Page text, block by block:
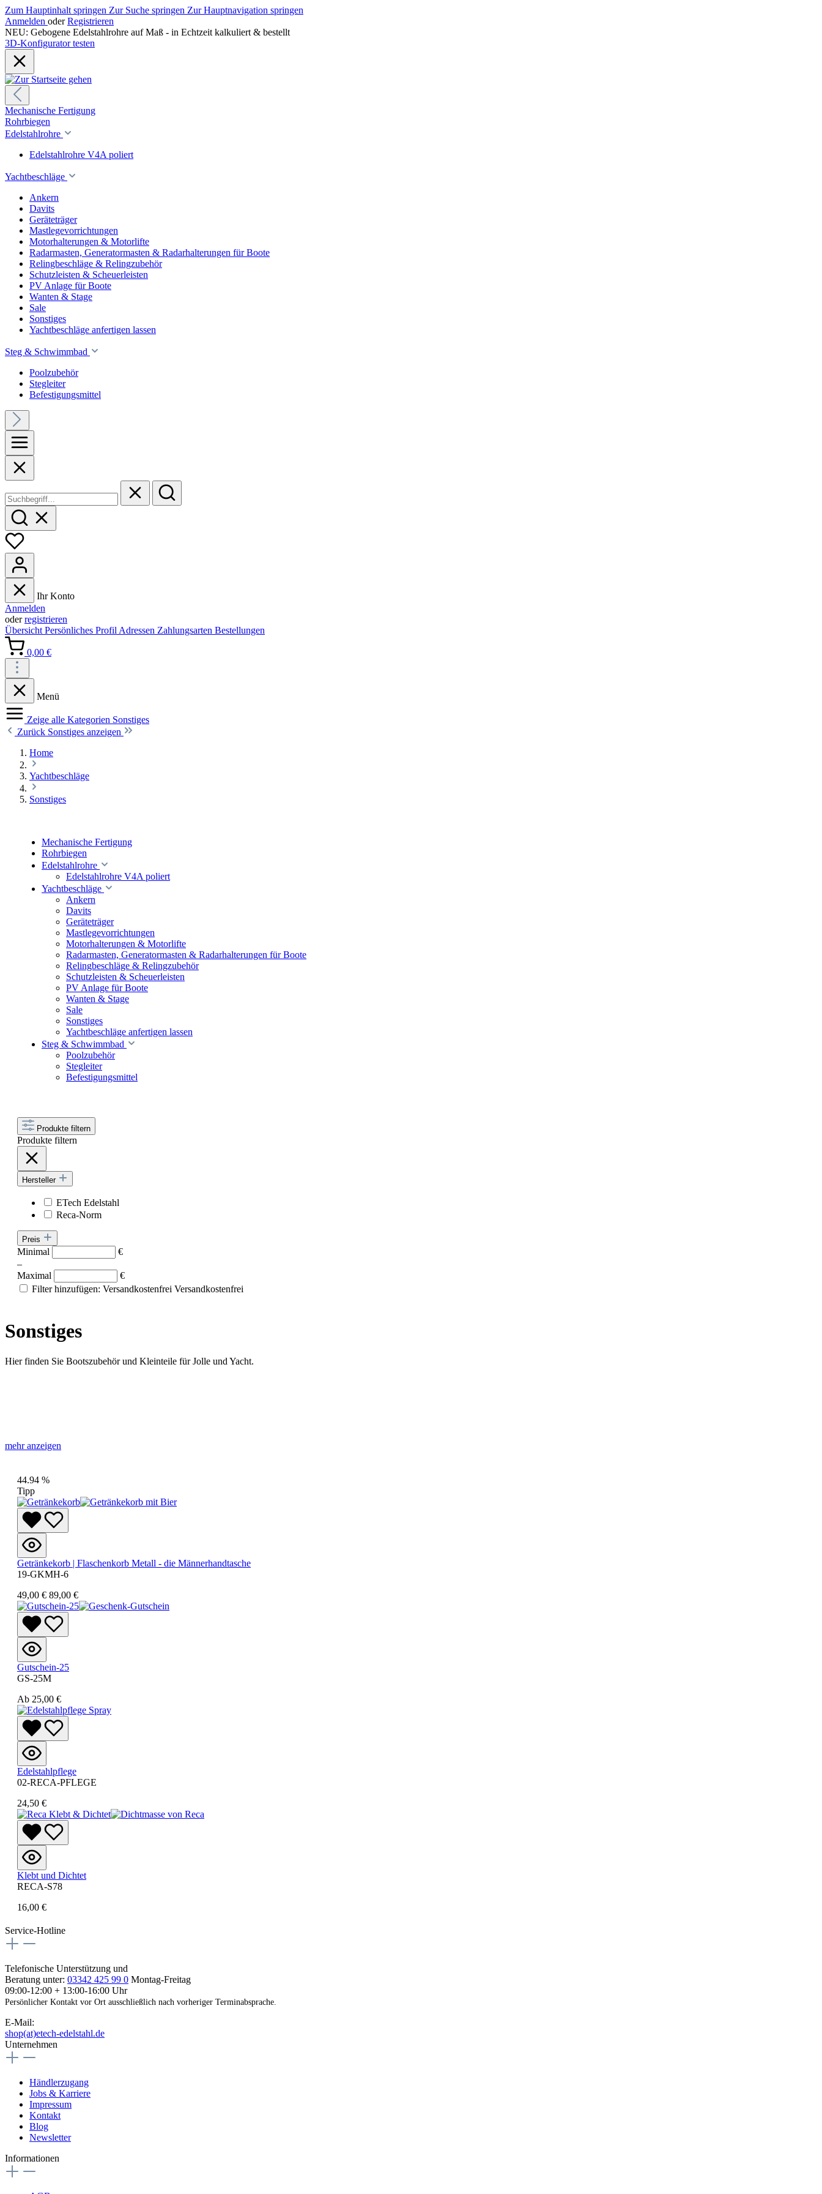
Zum Hauptinhalt springen Zur Suche springen Zur Hauptnavigation springen
Anmelden oder Registrieren
NEU: Gebogene Edelstahlrohre auf Maß - in Echtzeit kalkuliert & bestellt
3D-Konfigurator testen
Mechanische Fertigung
Rohrbiegen
Edelstahlrohre
Edelstahlrohre V4A poliert
Yachtbeschläge
Ankern
Davits
Geräteträger
Mastlegevorrichtungen
Motorhalterungen & Motorlifte
Radarmasten, Generatormasten & Radarhalterungen für Boote
Relingbeschläge & Relingzubehör
Schutzleisten & Scheuerleisten
PV Anlage für Boote
Wanten & Stage
Sale
Sonstiges
Yachtbeschläge anfertigen lassen
Steg & Schwimmbad
Poolzubehör
Stegleiter
Befestigungsmittel
Ihr Konto
Anmelden
oderregistrieren
Übersicht Persönliches Profil Adressen Zahlungsarten Bestellungen
0,00 €
Menü
Zeige alle Kategorien Sonstiges
Zurück Sonstiges anzeigen
Home
Yachtbeschläge
Sonstiges
Mechanische Fertigung
Rohrbiegen
Edelstahlrohre
Edelstahlrohre V4A poliert
Yachtbeschläge
Ankern
Davits
Geräteträger
Mastlegevorrichtungen
Motorhalterungen & Motorlifte
Radarmasten, Generatormasten & Radarhalterungen für Boote
Relingbeschläge & Relingzubehör
Schutzleisten & Scheuerleisten
PV Anlage für Boote
Wanten & Stage
Sale
Sonstiges
Yachtbeschläge anfertigen lassen
Steg & Schwimmbad
Poolzubehör
Stegleiter
Befestigungsmittel
Produkte filtern
Produkte filtern
Hersteller
ETech Edelstahl
Reca-Norm
Preis
Minimal
€
–
Maximal
€
Filter hinzufügen: Versandkostenfrei Versandkostenfrei
Sonstiges
Hier finden Sie Bootszubehör und Kleinteile für Jolle und Yacht.
44.94 %
Tipp
Getränkekorb | Flaschenkorb Metall - die Männerhandtasche
19-GKMH-6
49,00 € 89,00 €
Gutschein-25
GS-25M
Ab 25,00 €
Edelstahlpflege
02-RECA-PFLEGE
24,50 €
Klebt und Dichtet
RECA-S78
16,00 €
Service-Hotline
Telefonische Unterstützung und
Beratung unter: 03342 425 99 0 Montag-Freitag
09:00-12:00 + 13:00-16:00 Uhr
Persönlicher Kontakt vor Ort ausschließlich nach vorheriger Terminabsprache.
E-Mail:
shop(at)etech-edelstahl.de
Unternehmen
Händlerzugang
Jobs & Karriere
Impressum
Kontakt
Blog
Newsletter
Informationen